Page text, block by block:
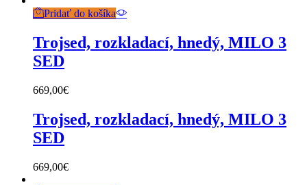
Pridať do košíka
Trojsed, rozkladací, hnedý, MILO 3
SED
669,00€
Trojsed, rozkladací, hnedý, MILO 3
SED
669,00€